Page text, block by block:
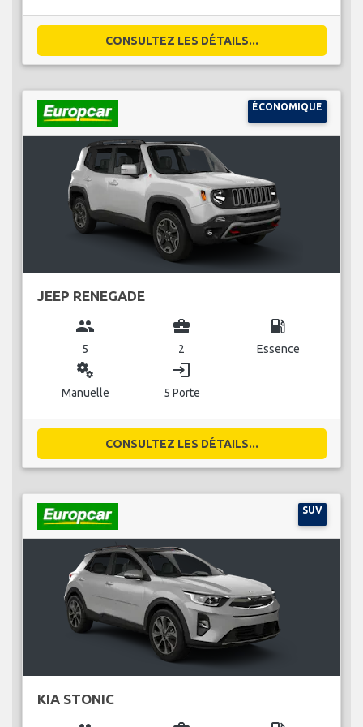
CONSULTEZ LES DÉTAILS...
ÉCONOMIQUE
JEEP RENEGADE
group
5
business_center
2
local_gas_station
Essence
miscellaneous_services
Manuelle
login
5 Porte
CONSULTEZ LES DÉTAILS...
SUV
KIA STONIC